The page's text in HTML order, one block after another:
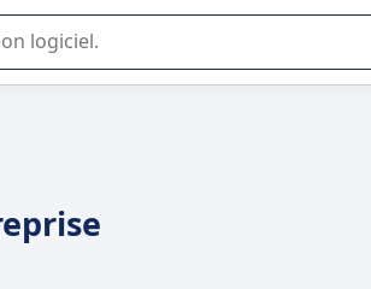
de logiciel SaaS en entreprise.